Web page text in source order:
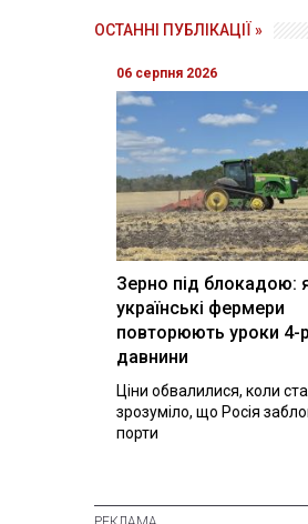
ОСТАННІ ПУБЛІКАЦІЇ »
06 серпня 2026
Зерно під блокадою:
українські фермери
повторюють уроки 4-
давнини
Ціни обвалилися, коли
зрозуміло, що Росія
порти